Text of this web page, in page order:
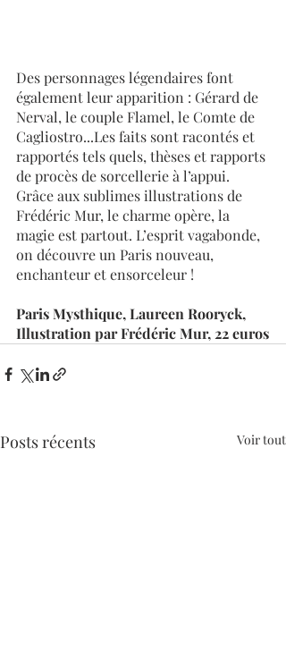
Des personnages légendaires font
également leur apparition : Gérard de
Nerval, le couple Flamel, le Comte de
Cagliostro...Les faits sont racontés et
rapportés tels quels, thèses et rapports
de procès de sorcellerie à l’appui.
Grâce aux sublimes illustrations de
Frédéric Mur, le charme opère, la
magie est partout. L’esprit vagabonde,
on découvre un Paris nouveau,
enchanteur et ensorceleur !
Paris Mysthique, Laureen Rooryck,
Illustration par Frédéric Mur, 22 euros
Posts récents Voir tout